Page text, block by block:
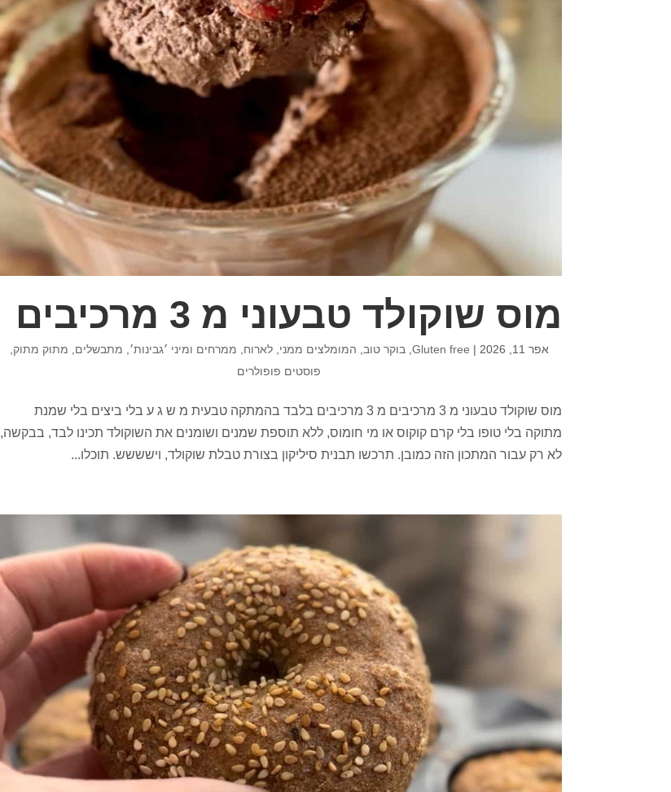
מוס שוקולד טבעוני מ 3 מרכיבים
אפר 11, 2026 |
Gluten free בוקר טוב המומלצים ממני ,לארוח ממרחים ומיני ׳גבינות׳ מתבשלים מתוק מתוק
פוסטים פופולרים
מוס שוקולד טבעוני מ 3 מרכיבים מ 3 מרכיבים בלבד בהמתקה טבעית מ ש ג ע בלי ביצים בלי שמנת
מתוקה בלי טופו בלי קרם קוקוס או מי חומוס, ללא תוספת שמנים ושומנים את השוקולד תכינו לבד, בבקשה,
לא רק עבור המתכון הזה כמובן. תרכשו תבנית סיליקון בצורת טבלת שוקולד, וישששש. תוכלו...